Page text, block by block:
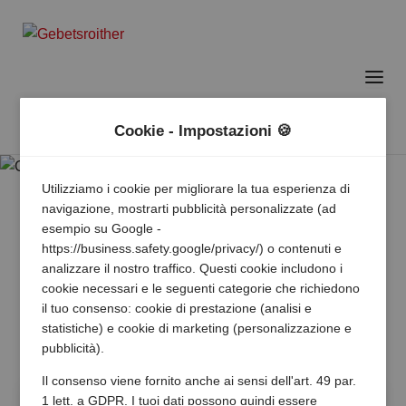
Cookie - Impostazioni 🍪
Utilizziamo i cookie per migliorare la tua esperienza di
navigazione, mostrarti pubblicità personalizzate (ad
esempio su Google -
https://business.safety.google/privacy/) o contenuti e
analizzare il nostro traffico. Questi cookie includono i
cookie necessari e le seguenti categorie che richiedono
il tuo consenso: cookie di prestazione (analisi e
statistiche) e cookie di marketing (personalizzazione e
pubblicità).
Il consenso viene fornito anche ai sensi dell'art. 49 par.
1 lett. a GDPR. I tuoi dati possono quindi essere